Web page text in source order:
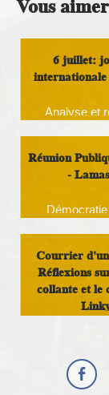
Vous
6 juillet:
Analyse et
Réunion
-
Courrier
Réflexions
collante et le
Analyse et